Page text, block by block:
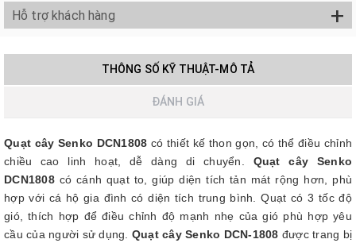
Hỗ trợ khách hàng +
THÔNG SỐ KỸ THUẬT-MÔ TẢ
ĐÁNH GIÁ
Quạt cây Senko DCN1808 có thiết kế thon gọn, có thể điều chỉnh
chiều cao linh hoạt, dễ dàng di chuyển. Quạt cây Senko
DCN1808có cánh quạt to, giúp diện tích tản mát rộng hơn, phù
hợp với cá hộ gia đình có diện tích trung bình. Quạt có 3 tốc độ
gió, thích hợp để điều chỉnh độ mạnh nhẹ của gió phù hợp yêu
cầu của người sử dụng. Quạt cây Senko DCN-1808 được trang bị